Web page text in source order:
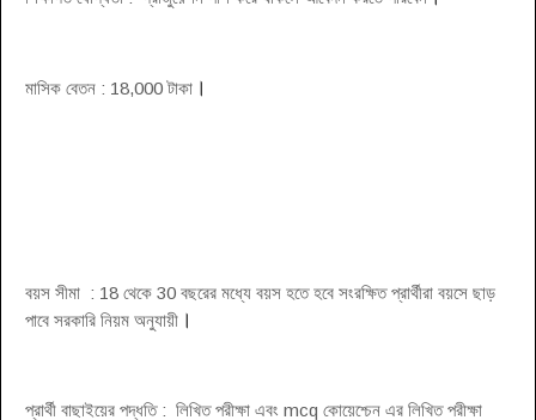
মাসিক বেতন : 18,000 টাকা ।
বয়স সীমা : 18 থেকে 30 বছরের মধ্যে বয়স হতে হবে সংরক্ষিত প্রার্থীরা বয়সে ছাড়
পাবে সরকারি নিয়ম অনুযায়ী ।
প্রার্থী বাছাইয়ের পদ্ধতি : লিখিত পরীক্ষা এবং mcq কোয়েশ্চেন এর লিখিত পরীক্ষা